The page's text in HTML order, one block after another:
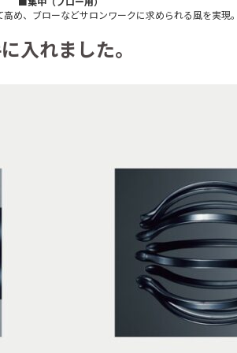
高め、ブローなどサロンワークに求められる風を実現
入れました。